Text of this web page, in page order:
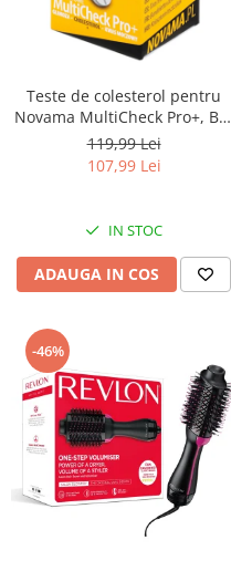
Teste de colesterol pentru
Novama MultiCheck Pro+, BK-
C2, 10 teste/ cutie
119,99 Lei
107,99 Lei
IN STOC
ADAUGA IN COS
-46%